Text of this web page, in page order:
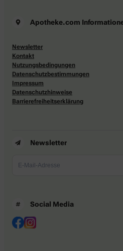
Apotheke.com
Newsletter
Kontakt
Nutzungsbedingungen
Datenschutzbestimmungen
Impressum
Datenschutzhinweise
Barrierefreiheitserklärung
Newsletter
Social Media